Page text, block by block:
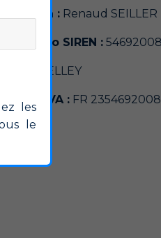
: Renaud SEILLER
Numéro SIREN :
: BELLEY
TVA : FR
les
le